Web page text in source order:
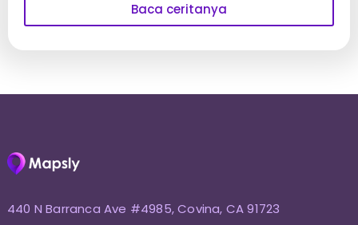
Baca ceritanya
440 N Barranca Ave #4985, Covina, CA 91723